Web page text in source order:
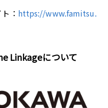
： https://www.famitsu.
Linkageについて